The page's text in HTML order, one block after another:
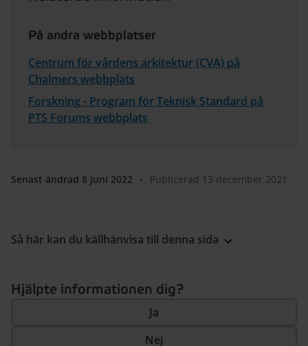
På andra webbplatser
Centrum för vårdens arkitektur (CVA) på
Chalmers webbplats
Forskning - Program för Teknisk Standard på
PTS Forums webbplats
Senast ändrad 8 juni 2022 • Publicerad 13 december 2021
Så här kan du källhänvisa till denna sida
Hjälpte informationen dig?
Ja
Nej